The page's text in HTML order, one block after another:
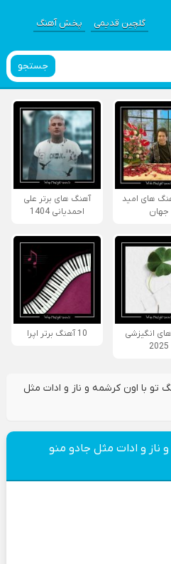
گلچین قدیمی پخش آهنگ
جستجو
های امید
جهان
آهنگ های برتر علی
احمدیانی 1404
انگیزشی
2025
10 آهنگ برتر اپرا
تو با اون کرشمه و ناز و ادات مثل
ناز و ادات مثل جادو منو